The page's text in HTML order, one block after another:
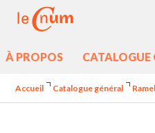
À PROPOS CATALOGUE
Accueil Catalogue général